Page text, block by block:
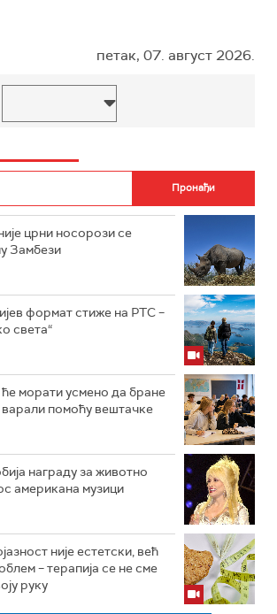
петак, 07. август 2026.
црни носорози се
Замбези
формат стиже на РТС –
света“
морати усмено да бране
помоћу вештачке
награду за животно
американа музици
није естетски, већ
– терапија се не сме
руку